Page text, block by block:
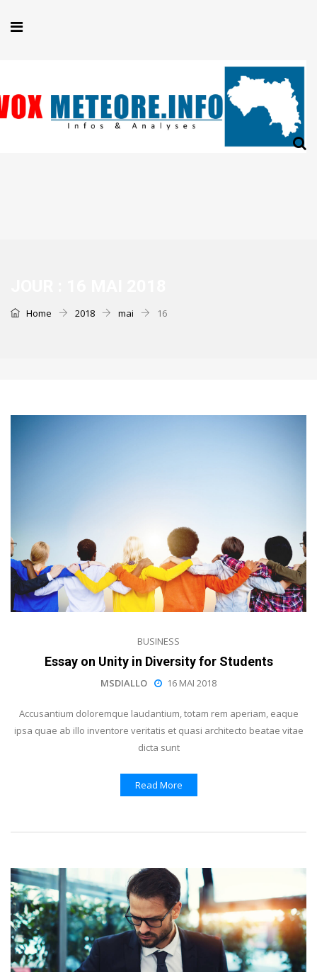
Home 2018 mai 16
BUSINESS
Essay on Unity in Diversity for Students
MSDIALLO 16 MAI 2018
Accusantium doloremque laudantium, totam rem aperiam, eaque
ipsa quae ab illo inventore veritatis et quasi architecto beatae vitae
dicta sunt
Read More